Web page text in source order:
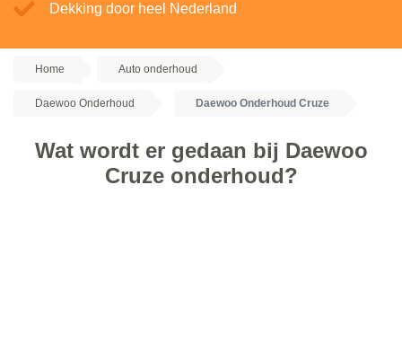
Dekking door heel Nederland
Home Auto onderhoud
Daewoo Onderhoud Daewoo Onderhoud Cruze
Wat wordt er gedaan bij Daewoo
Cruze onderhoud?